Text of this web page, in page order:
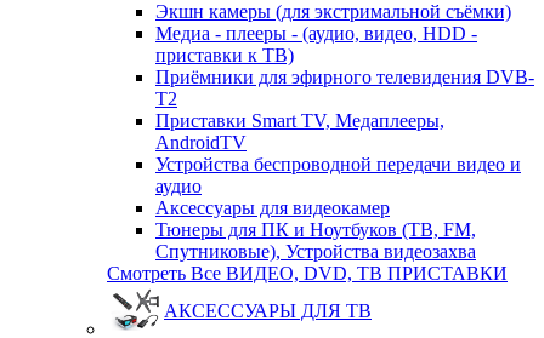
Экшн камеры (для экстримальной съёмки)
Медиа - плееры - (аудио, видео, HDD -
приставки к ТВ)
Приёмники для эфирного телевидения DVB-
T2
Приставки Smart TV, Медаплееры,
AndroidTV
Устройства беспроводной передачи видео и
аудио
Аксессуары для видеокамер
Тюнеры для ПК и Ноутбуков (ТВ, FM,
Спутниковые), Устройства видеозахва
Смотреть Все ВИДЕО, DVD, ТВ ПРИСТАВКИ
АКСЕССУАРЫ ДЛЯ ТВ